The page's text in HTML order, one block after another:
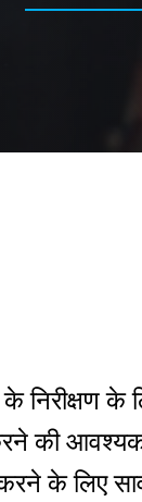
निरीक्षण के
की
के लिए